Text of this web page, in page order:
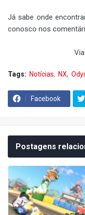
Já sabe onde
conosco nos
Via
Tags: Notícias NX
Facebook
Postagens